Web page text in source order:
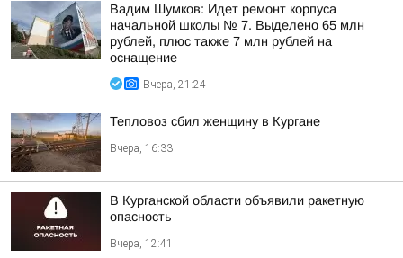
Вадим Шумков: Идет ремонт корпуса
начальной школы № 7. Выделено 65 млн
рублей, плюс также 7 млн рублей на
оснащение
Вчера, 21:24
Тепловоз сбил женщину в Кургане
Вчера, 16:33
В Курганской области объявили ракетную
опасность
Вчера, 12:41